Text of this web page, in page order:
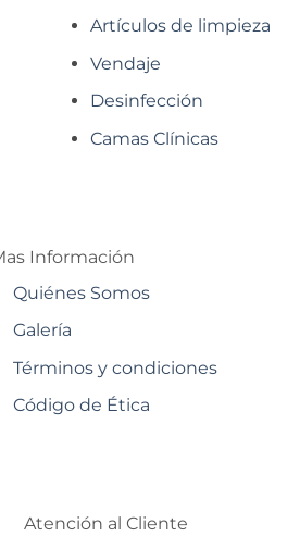
Artículos de limpieza
Vendaje
Desinfección
Camas Clínicas
Información
Quiénes Somos
Galería
Términos y condiciones
Código de Ética
Atención al Cliente